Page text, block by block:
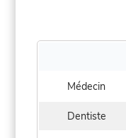
Médecin
Dentiste